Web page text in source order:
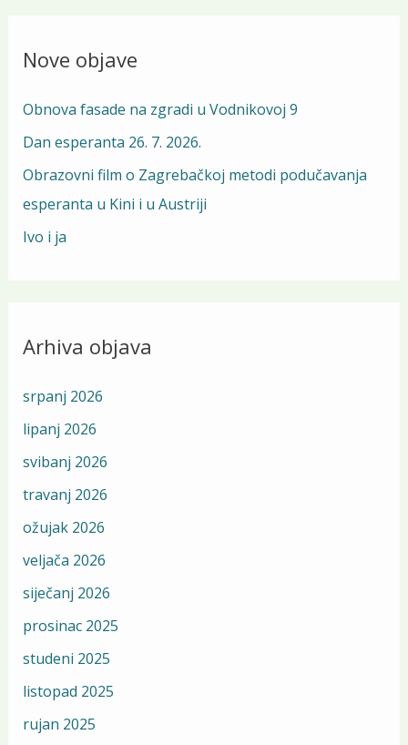
c
f
o
r
:
Nove objave
Obnova fasade na zgradi u Vodnikovoj 9
Dan esperanta 26. 7. 2026.
Obrazovni film o Zagrebačkoj metodi podučavanja
esperanta u Kini i u Austriji
Ivo i ja
Arhiva objava
srpanj 2026
lipanj 2026
svibanj 2026
travanj 2026
ožujak 2026
veljača 2026
siječanj 2026
prosinac 2025
studeni 2025
listopad 2025
rujan 2025